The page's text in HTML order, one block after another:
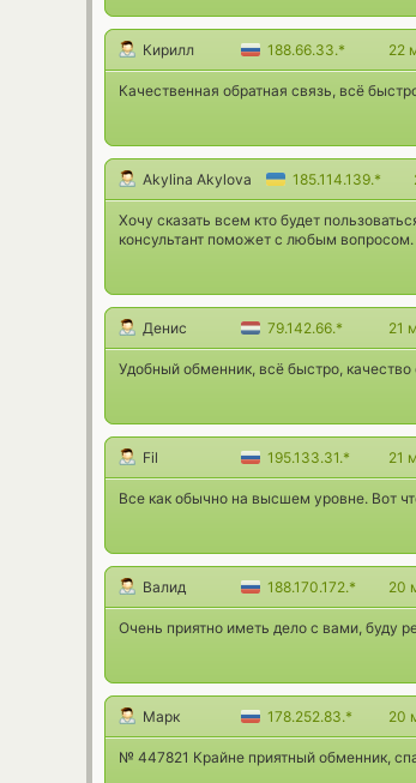
Кирилл 188.66.33.* 22
Качественная обратная связь, всё
Akylina Akylova 185.114.139.*
Хочу сказать всем кто будет
консультант поможет с любым вопросом.
Денис 79.142.66.* 21
Удобный обменник, всё быстро,
Fil 195.133.31.* 21
Все как обычно на высшем уровне. Вот
Валид 188.170.172.* 20
Очень приятно иметь дело с вами, буду
Марк 178.252.83.* 20
№ 447821 Крайне приятный обменник,